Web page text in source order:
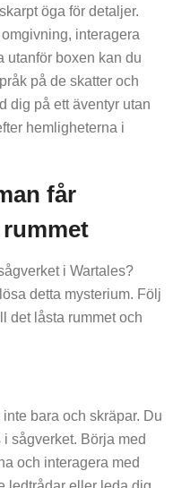
öga för detaljer.
interagera
utanför boxen kan du
på de skatter och
dig på ett äventyr utan
hemligheterna i
får
i Wartales?
detta mysterium. Följ
det låsta rummet och
bara och skräpar. Du
sågverket. Börja med
och interagera med
ledtrådar eller leda dig